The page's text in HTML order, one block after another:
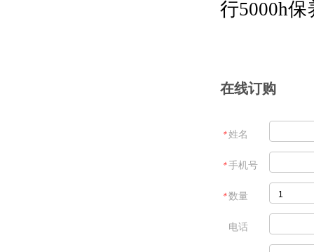
行5000h保
在线订购
＊姓名
＊手机号
＊数量
电话